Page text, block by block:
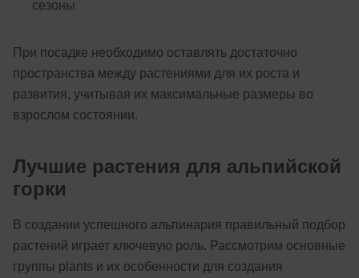
сезоны
При посадке необходимо оставлять достаточно
пространства между растениями для их роста и
развития, учитывая их максимальные размеры во
взрослом состоянии.
Лучшие растения для альпийской
горки
В создании успешного альпинария правильный подбор
растений играет ключевую роль. Рассмотрим основные
группы plants и их особенности для создания